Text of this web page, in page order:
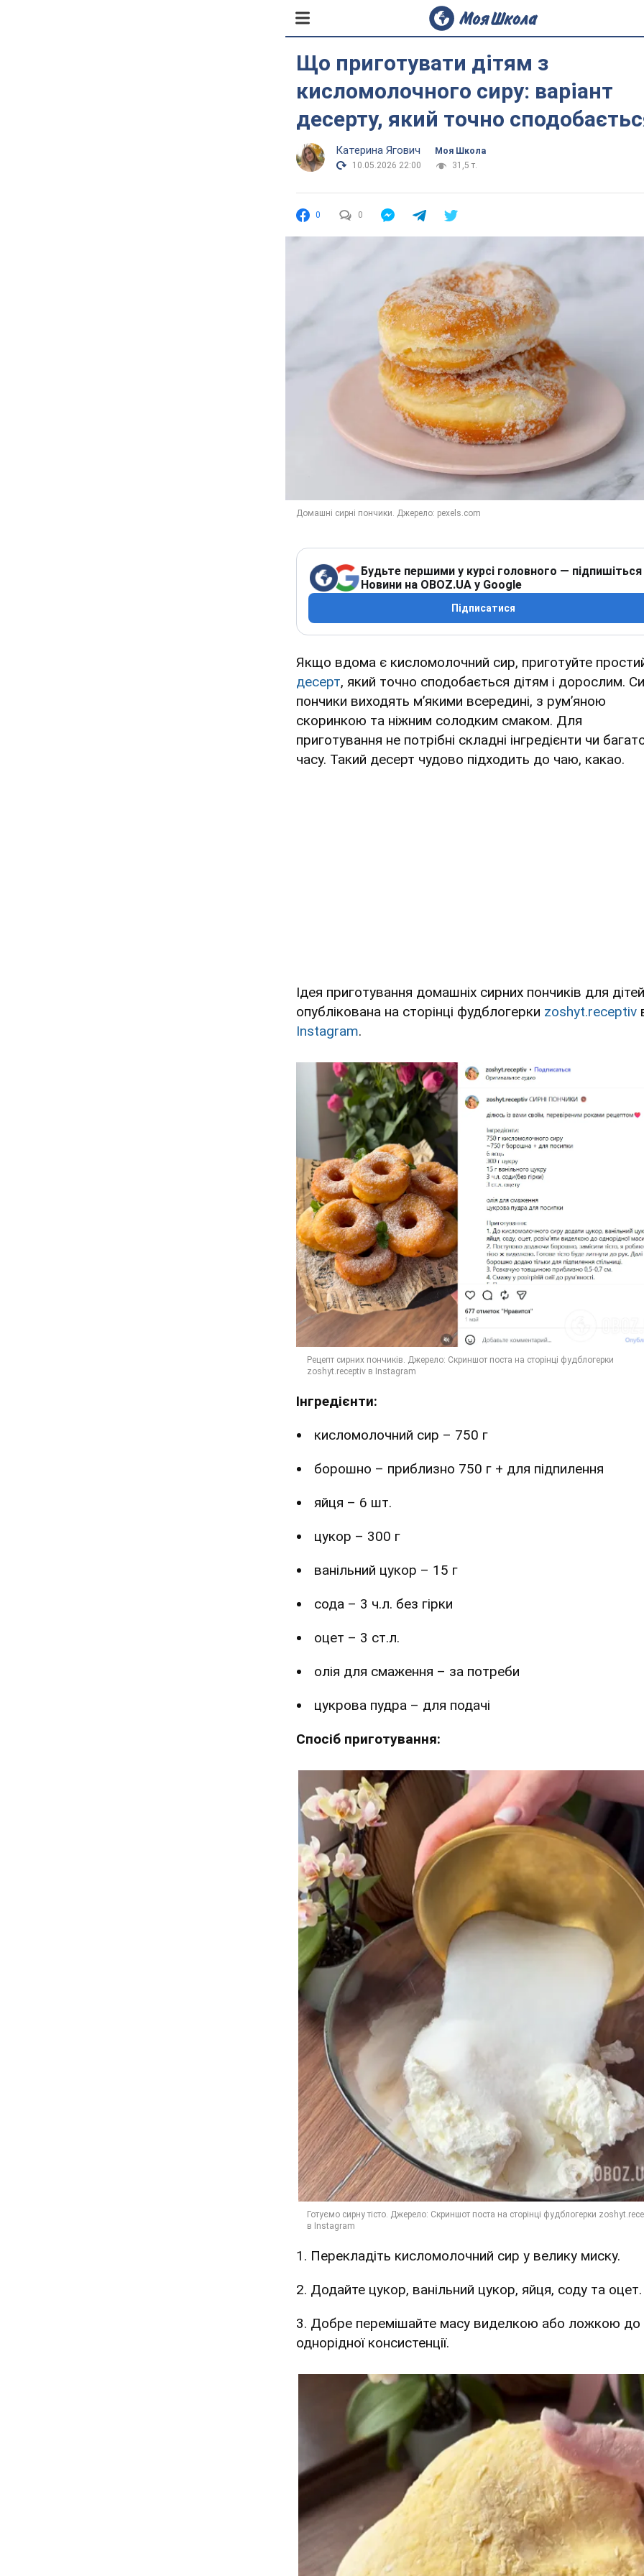
Що приготувати дітям з
кисломолочного сиру: варіант
десерту, який точно
Катерина Ягович
Моя Школа
10.05.2026 22:00
31,5 т.
0 0
Будьте першими у курсі головного — підпишіться
Новини на OBOZ.UA у Google
Підписатися
Якщо вдома є кисломолочний сир, приготуйте
десерт, який точно сподобається дітям і дорослим.
пончики виходять м’якими всередині, з рум’яною
скоринкою та ніжним солодким смаком. Для
приготування не потрібні складні інгредієнти чи
часу. Такий десерт чудово підходить до чаю, какао.
Ідея приготування домашніх сирних пончиків для дітей
опублікована на сторінці фудблогерки zoshyt.receptiv
Instagram.
Інгредієнти:
кисломолочний сир – 750 г
борошно – приблизно 750 г + для підпилення
яйця – 6 шт.
цукор – 300 г
ванільний цукор – 15 г
сода – 3 ч.л. без гірки
оцет – 3 ст.л.
олія для смаження – за потреби
цукрова пудра – для подачі
Спосіб приготування:
1. Перекладіть кисломолочний сир у велику миску.
2. Додайте цукор, ванільний цукор, яйця, соду та оцет.
3. Добре перемішайте масу виделкою або ложкою до
однорідної консистенції.